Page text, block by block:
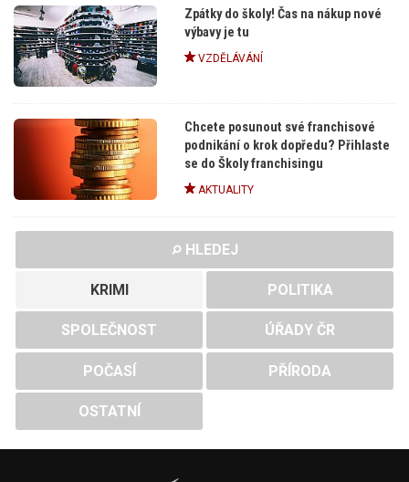
Zpátky do školy! Čas na nákup nové
výbavy je tu
VZDĚLÁVÁNÍ
Chcete posunout své franchisové
podnikání o krok dopředu? Přihlaste
se do Školy franchisingu
AKTUALITY
HLEDEJ
KRIMI POLITIKA
SPOLEČNOST ÚŘADY ČR
POČASÍ PŘÍRODA
OSTATNÍ